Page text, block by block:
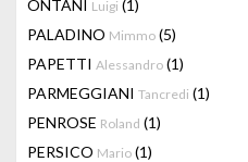
ONTANI Luigi (1)
PALADINO Mimmo (5)
PAPETTI Alessandro (1)
PARMEGGIANI Tancredi (1)
PENROSE Roland (1)
PERSICO Mario (1)